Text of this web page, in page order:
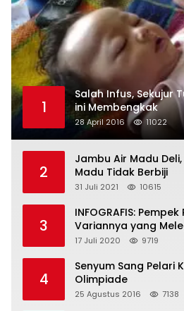
1
Salah Infus, Sekujur
ini Membengkak
28 April 2016 11022
2
Jambu Air Madu
Madu Tidak Berbiji
31 Juli 2021 10615
3
INFOGRAFIS:
Variannya yang
17 Juli 2020 9719
4
Senyum Sang Pelari
Olimpiade
25 Agustus 2016 7138